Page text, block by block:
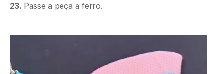
23. Passe a peça a ferro.